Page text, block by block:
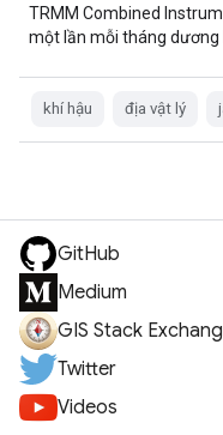
TRMM Combined
một lần mỗi tháng dương
khí hậu địa vật lý
GitHub
Medium
GIS Stack
Twitter
Videos